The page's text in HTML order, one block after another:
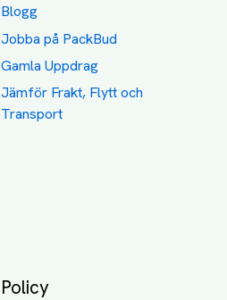
Blogg
Jobba på PackBud
Gamla Uppdrag
Jämför Frakt, Flytt och
Transport
Policy